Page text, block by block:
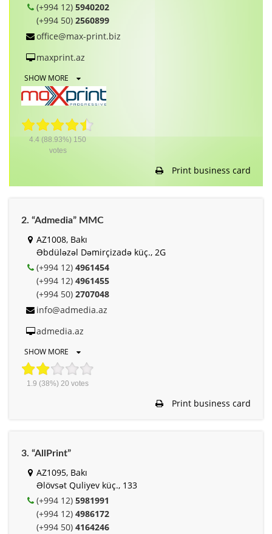
(+994 12) 5940202
(+994 50) 2560899
office@max-print.biz
maxprint.az
SHOW MORE
4.4 (88.93%) 150
votes
Print business card
2. “Admedia” MMC
AZ1008, Bakı
Əbdüləzəl Dəmirçizadə küç., 2G
(+994 12) 4961454
(+994 12) 4961455
(+994 50) 2707048
info@admedia.az
admedia.az
SHOW MORE
1.9 (38%) 20 votes
Print business card
3. “AllPrint”
AZ1095, Bakı
Əlövsət Quliyev küç., 133
(+994 12) 5981991
(+994 12) 4986172
(+994 50) 4164246